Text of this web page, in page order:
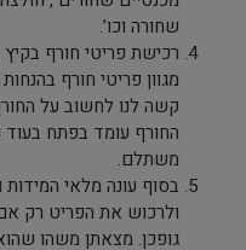
שחורה וכו’.
רכישת פריטי חורף בקיץ
מגוון פריטי חורף
קשה לנו לחשוב על
משתלם.
בסוף עונה מלאי
ולרכוש את הפריט רק
גופכן. מצאתן משהו